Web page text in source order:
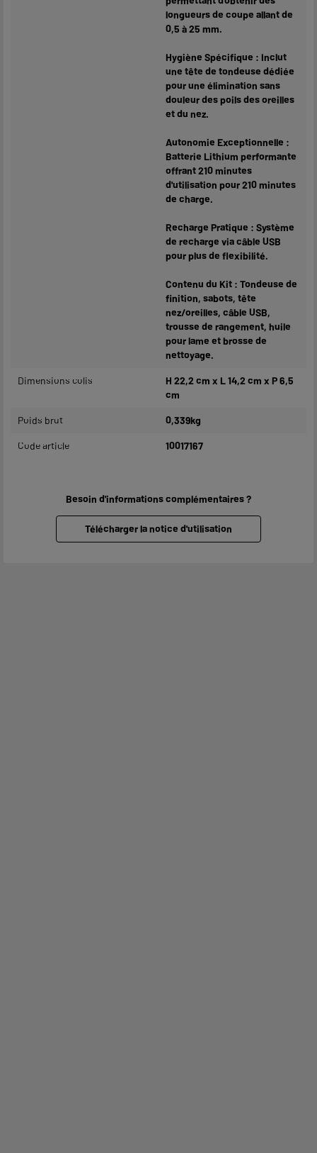
longueurs de coupe allant de
0,5 à 25 mm.
Hygiène Spécifique : Inclut
une tête de tondeuse dédiée
pour une élimination sans
douleur des poils des oreilles
et du nez.
Autonomie Exceptionnelle :
Batterie Lithium performante
offrant 210 minutes
d'utilisation pour 210 minutes
de charge.
Recharge Pratique : Système
de recharge via câble USB
pour plus de flexibilité.
Contenu du Kit : Tondeuse de
finition, sabots, tête
nez/oreilles, câble USB,
trousse de rangement, huile
pour lame et brosse de
nettoyage.
Dimensions colis
H 22,2 cm x L 14,2 cm x P 6,5
cm
Poids brut 0,339kg
Code article 10017167
Besoin d'informations complémentaires ?
Télécharger la notice d'utilisation